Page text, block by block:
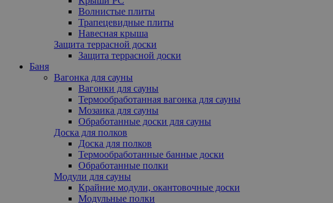
Волнистые плиты
Трапецевидные плиты
Навесная крыша
Защита террасной доски
Защита террасной доски
Баня
Вагонка для сауны
Вагонки для сауны
Термообработанная вагонка для сауны
Мозаика для сауны
Обработанные доски для сауны
Доска для полков
Доска для полков
Термообработанные банные доски
Обработанные полки
Модули для сауны
Крайние модули, oкантовочные доски
Модульные полки